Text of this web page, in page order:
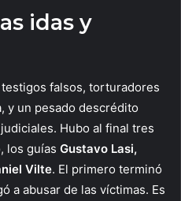
idas y
falsos, torturadores
y un pesado descrédito
Hubo al final tres
los guías Gustavo Lasi,
Vilte. El primero terminó
a abusar de las víctimas. Es